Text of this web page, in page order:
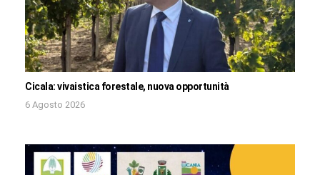
Cicala: vivaistica forestale, nuova opportunità
6 Agosto 2026